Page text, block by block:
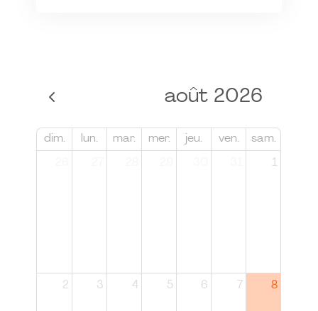
août 2026
dim. lun. mar. mer. jeu. ven. sam.
1
2 3 4 5 6 7 8